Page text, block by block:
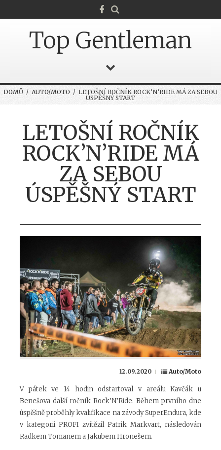
Top Gentleman
DOMŮ /AUTO/MOTO / LETOŠNÍ ROČNÍK ROCK’N’RIDE MÁ ZA SEBOU
ÚSPĚŠNÝ START
LETOŠNÍ ROČNÍK
ROCK’N’RIDE MÁ
ZA SEBOU
ÚSPĚŠNÝ START
12.09.2020 Auto/Moto
V pátek ve 14 hodin odstartoval v areálu Kavčák u
Benešova další ročník Rock’N’Ride. Během prvního dne
úspěšně proběhly kvalifikace na závody SuperEndura, kde
v kategorii PROFI zvítězil Patrik Markvart, následován
Radkem Tomanem a Jakubem Hronešem.